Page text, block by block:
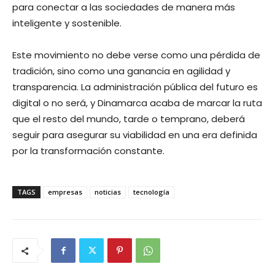
para conectar a las sociedades de manera más
inteligente y sostenible.
Este movimiento no debe verse como una pérdida de
tradición, sino como una ganancia en agilidad y
transparencia. La administración pública del futuro es
digital o no será, y Dinamarca acaba de marcar la ruta
que el resto del mundo, tarde o temprano, deberá
seguir para asegurar su viabilidad en una era definida
por la transformación constante.
TAGS empresas noticias tecnología